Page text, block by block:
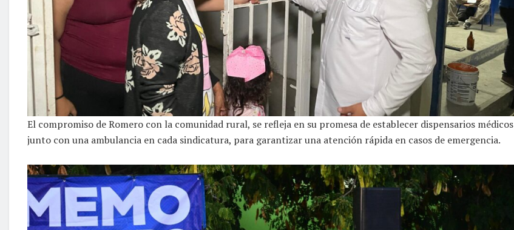
El compromiso de Romero con la comunidad rural, se refleja en su promesa de establecer dispensarios médicos
junto con una ambulancia en cada sindicatura, para garantizar una atención rápida en casos de emergencia.